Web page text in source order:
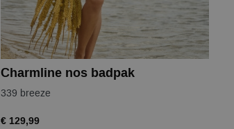
Charmline nos badpak
339 breeze
€ 129,99